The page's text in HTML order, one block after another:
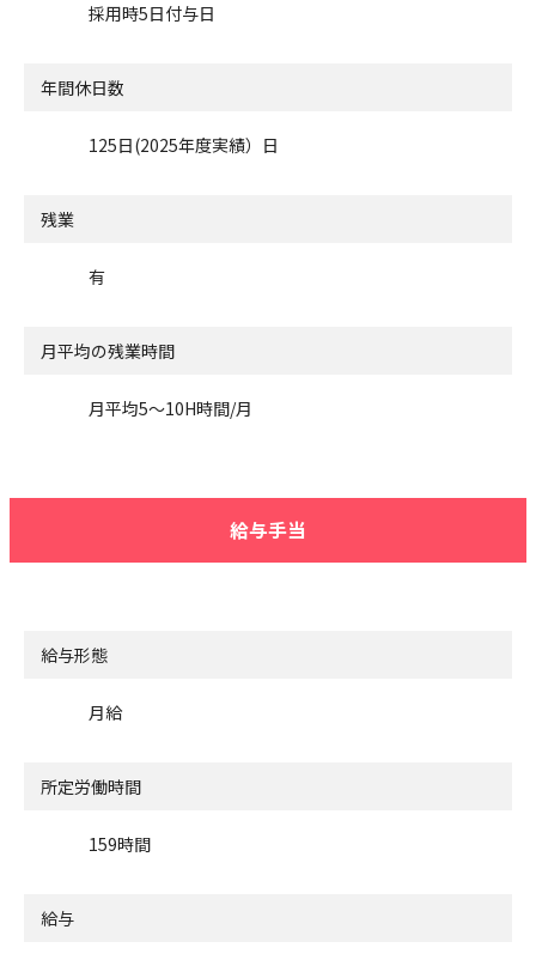
採用時5日付与日
年間休日数
125日(2025年度実績）日
残業
有
月平均の残業時間
月平均5～10H時間/月
給与手当
給与形態
月給
所定労働時間
159時間
給与